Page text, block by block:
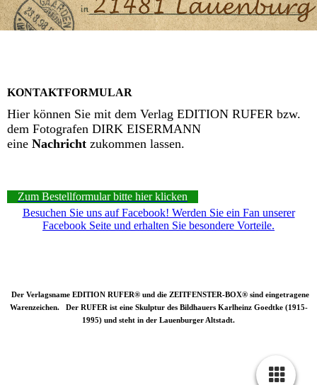
KONTAKTFORMULAR
Hier können Sie mit dem Verlag EDITION RUFER bzw.
dem Fotografen DIRK EISERMANN
eine Nachricht zukommen lassen.
Zum Bestellformular bitte hier klicken
Besuchen Sie uns auf Facebook! Werden Sie ein Fan unserer
Facebook Seite und erhalten Sie besondere Vorteile.
Der Verlagsname EDITION RUFER® und die ZEITFENSTER-BOX® sind eingetragene
Warenzeichen. Der RUFER ist eine Skulptur des Bildhauers Karlheinz Goedtke (1915-
1995) und steht in der Lauenburger Altstadt.